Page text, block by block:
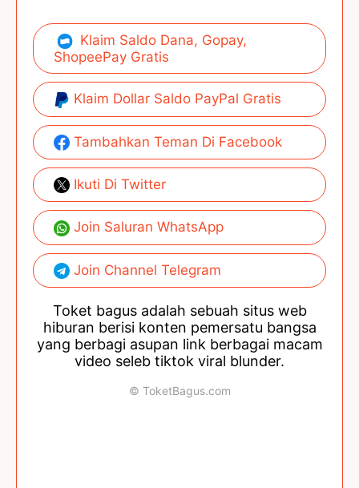
Klaim Saldo Dana, Gopay,
ShopeePay Gratis
Klaim Dollar Saldo PayPal Gratis
Tambahkan Teman Di Facebook
Ikuti Di Twitter
Join Saluran WhatsApp
Join Channel Telegram
Toket bagus adalah sebuah situs web
hiburan berisi konten pemersatu bangsa
yang berbagi asupan link berbagai macam
video seleb tiktok viral blunder.
© ToketBagus.com